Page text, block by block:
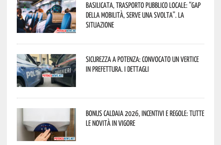
Basilicata, trasporto pubblico locale: “Gap
della mobilità, serve una svolta”. La
situazione
Sicurezza a Potenza: convocato un vertice
in Prefettura. I dettagli
Bonus caldaia 2026, incentivi e regole: tutte
le novità in vigore